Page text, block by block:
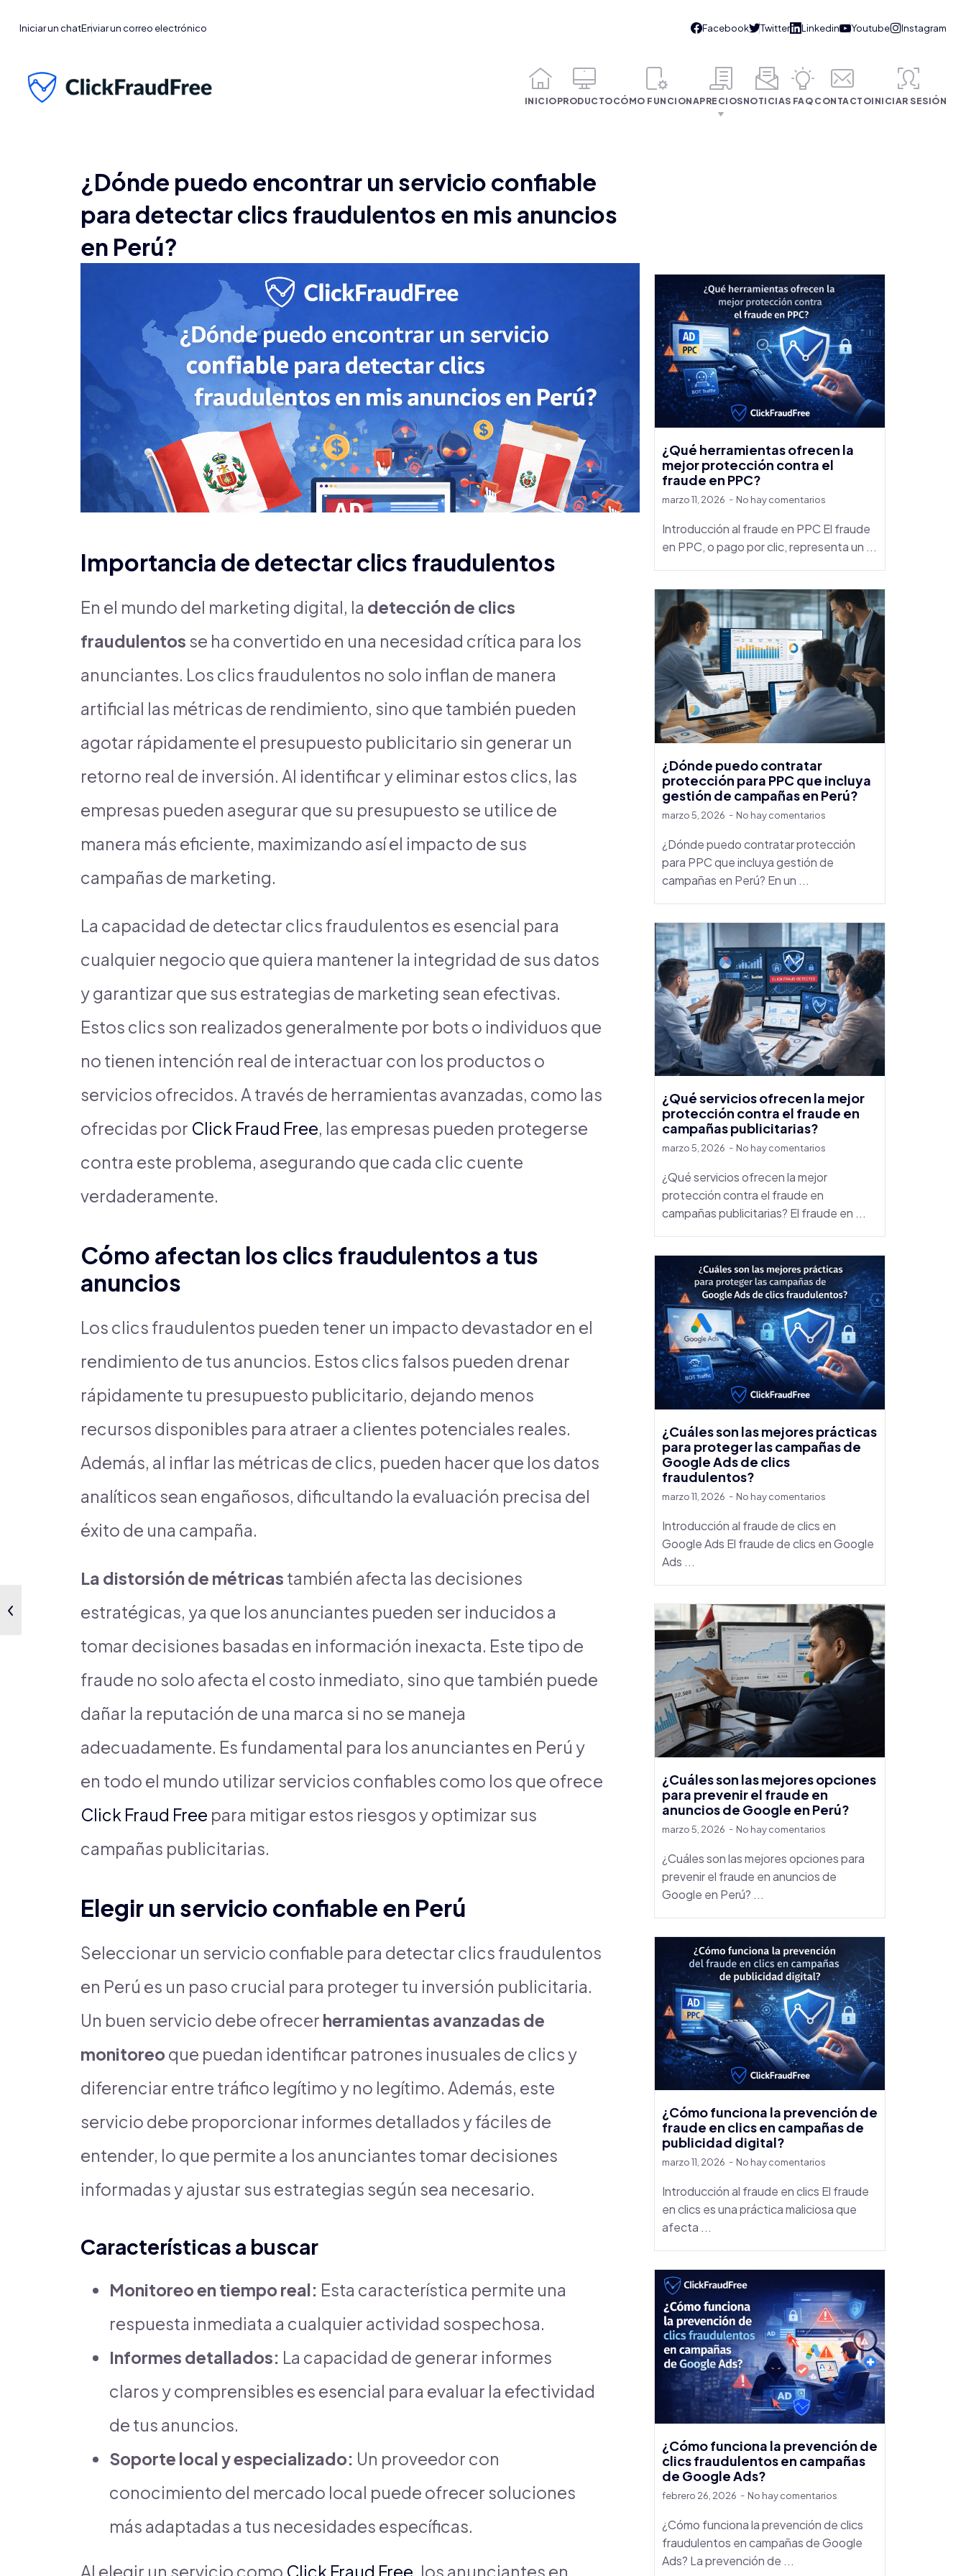
Iniciar un chatEnviar un correo electrónico
INICIOPRODUCTOCÓMO FUNCIONAPRECIOSNOTICIAS FAQ CONTACTOINICIAR SESIÓN
¿Dónde puedo encontrar un servicio confiable
para detectar clics fraudulentos en mis anuncios
en Perú?
Importancia de detectar clics fraudulentos
En el mundo del marketing digital, la detección de clics
fraudulentos se ha convertido en una necesidad crítica para los
anunciantes. Los clics fraudulentos no solo inflan de manera
artificial las métricas de rendimiento, sino que también pueden
agotar rápidamente el presupuesto publicitario sin generar un
retorno real de inversión. Al identificar y eliminar estos clics, las
empresas pueden asegurar que su presupuesto se utilice de
manera más eficiente, maximizando así el impacto de sus
campañas de marketing.
La capacidad de detectar clics fraudulentos es esencial para
cualquier negocio que quiera mantener la integridad de sus datos
y garantizar que sus estrategias de marketing sean efectivas.
Estos clics son realizados generalmente por bots o individuos que
no tienen intención real de interactuar con los productos o
servicios ofrecidos. A través de herramientas avanzadas, como las
ofrecidas por Click Fraud Free, las empresas pueden protegerse
contra este problema, asegurando que cada clic cuente
verdaderamente.
Cómo afectan los clics fraudulentos a tus
anuncios
Los clics fraudulentos pueden tener un impacto devastador en el
rendimiento de tus anuncios. Estos clics falsos pueden drenar
rápidamente tu presupuesto publicitario, dejando menos
recursos disponibles para atraer a clientes potenciales reales.
Además, al inflar las métricas de clics, pueden hacer que los datos
analíticos sean engañosos, dificultando la evaluación precisa del
éxito de una campaña.
La distorsión de métricas también afecta las decisiones
estratégicas, ya que los anunciantes pueden ser inducidos a
tomar decisiones basadas en información inexacta. Este tipo de
fraude no solo afecta el costo inmediato, sino que también puede
dañar la reputación de una marca si no se maneja
adecuadamente. Es fundamental para los anunciantes en Perú y
en todo el mundo utilizar servicios confiables como los que ofrece
Click Fraud Free para mitigar estos riesgos y optimizar sus
campañas publicitarias.
Elegir un servicio confiable en Perú
Seleccionar un servicio confiable para detectar clics fraudulentos
en Perú es un paso crucial para proteger tu inversión publicitaria.
Un buen servicio debe ofrecer herramientas avanzadas de
monitoreo que puedan identificar patrones inusuales de clics y
diferenciar entre tráfico legítimo y no legítimo. Además, este
servicio debe proporcionar informes detallados y fáciles de
entender, lo que permite a los anunciantes tomar decisiones
informadas y ajustar sus estrategias según sea necesario.
Características a buscar
Monitoreo en tiempo real: Esta característica permite una
respuesta inmediata a cualquier actividad sospechosa.
Informes detallados: La capacidad de generar informes
claros y comprensibles es esencial para evaluar la efectividad
de tus anuncios.
Soporte local y especializado: Un proveedor con
conocimiento del mercado local puede ofrecer soluciones
más adaptadas a tus necesidades específicas.
Al elegir un servicio como Click Fraud Free , los anunciantes en
¿Qué herramientas ofrecen la
mejor protección contra el
fraude en PPC?
marzo 11, 2026 No hay comentarios
Introducción al fraude en PPC El fraude
en PPC, o pago por clic, representa un ...
¿Dónde puedo contratar
protección para PPC que incluya
gestión de campañas en Perú?
marzo 5, 2026 No hay comentarios
¿Dónde puedo contratar protección
para PPC que incluya gestión de
campañas en Perú? En un ...
¿Qué servicios ofrecen la mejor
protección contra el fraude en
campañas publicitarias?
marzo 5, 2026 No hay comentarios
¿Qué servicios ofrecen la mejor
protección contra el fraude en
campañas publicitarias? El fraude en ...
¿Cuáles son las mejores prácticas
para proteger las campañas de
Google Ads de clics
fraudulentos?
marzo 11, 2026 No hay comentarios
Introducción al fraude de clics en
Google Ads El fraude de clics en Google
Ads ...
¿Cuáles son las mejores opciones
para prevenir el fraude en
anuncios de Google en Perú?
marzo 5, 2026 No hay comentarios
¿Cuáles son las mejores opciones para
prevenir el fraude en anuncios de
Google en Perú? ...
¿Cómo funciona la prevención de
fraude en clics en campañas de
publicidad digital?
marzo 11, 2026 No hay comentarios
Introducción al fraude en clics El fraude
en clics es una práctica maliciosa que
afecta ...
¿Cómo funciona la prevención de
clics fraudulentos en campañas
de Google Ads?
febrero 26, 2026 No hay comentarios
¿Cómo funciona la prevención de clics
fraudulentos en campañas de Google
Ads? La prevención de ...